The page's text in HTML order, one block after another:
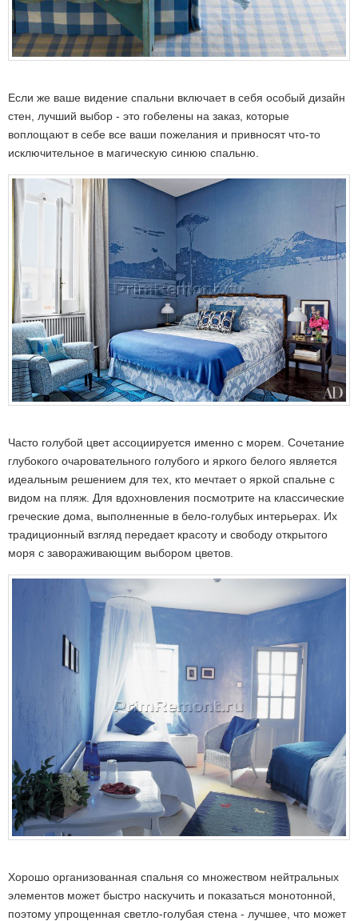
Если же ваше видение спальни включает в себя особый дизайн
стен, лучший выбор - это гобелены на заказ, которые
воплощают в себе все ваши пожелания и привносят что-то
исключительное в магическую синюю спальню.
Часто голубой цвет ассоциируется именно с морем. Сочетание
глубокого очаровательного голубого и яркого белого является
идеальным решением для тех, кто мечтает о яркой спальне с
видом на пляж. Для вдохновления посмотрите на классические
греческие дома, выполненные в бело-голубых интерьерах. Их
традиционный взгляд передает красоту и свободу открытого
моря с завораживающим выбором цветов.
Хорошо организованная спальня со множеством нейтральных
элементов может быстро наскучить и показаться монотонной,
поэтому упрощенная светло-голубая стена - лучшее, что может